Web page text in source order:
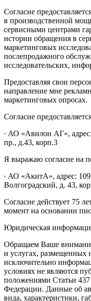
Согласие
в производственной
сервисными центрами
истории обращения в
маркетинговых
послепродажного
исследовательских,
Предоставляя свои
направление мне
маркетинговых опросах.
Согласие
∙ АО «Авилон АГ»,
пр., д.43, корп.3
Я выражаю согласие на
∙ АО «АкитА», адрес:
Волгоградский, д. 43,
Согласие действует 75
момент на основании
Юридическая
Обращаем Ваше
и услугах, размещенных
исключительно
условиях не являются
положениями Статьи 437
Федерации. Данные об
вида, характеристики,